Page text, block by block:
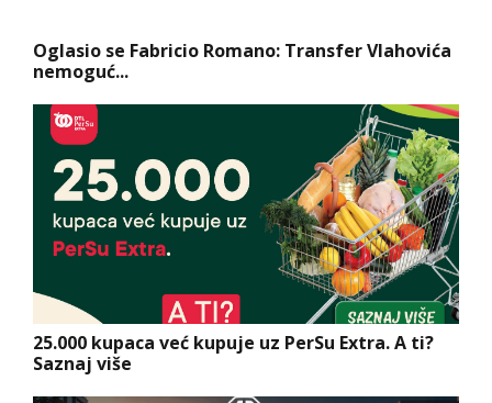
Oglasio se Fabricio Romano: Transfer Vlahovića
nemoguć...
25.000 kupaca već kupuje uz PerSu Extra. A ti?
Saznaj više